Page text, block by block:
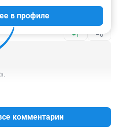
+1 –0
в профиле
комментарии